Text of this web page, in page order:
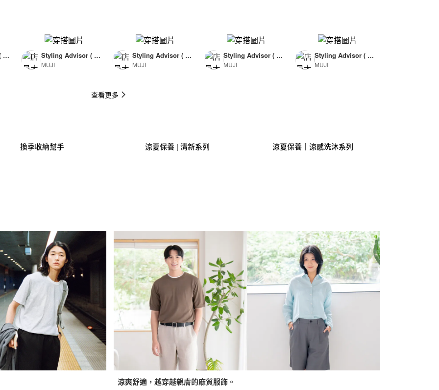
查看更多
F
Styling Advisor ( F
or Man )
MUJI
Styling Advisor ( F
or Man )
MUJI
Styling Advisor ( F
or Woman )
MUJI
Styling Advisor ( F
or Man )
MUJI
換季收納幫手 涼夏保養 | 清新系列 涼夏保養｜涼感洗沐系列
涼爽舒適，越穿越親膚的麻質服飾。